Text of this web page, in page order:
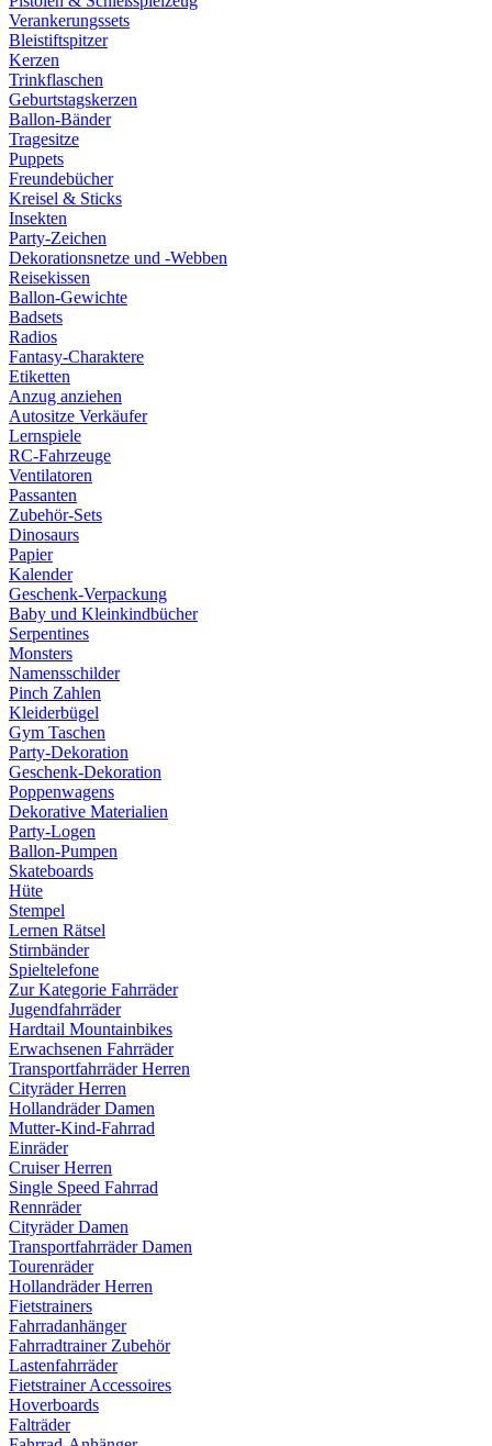
Verankerungssets
Bleistiftspitzer
Kerzen
Trinkflaschen
Geburtstagskerzen
Ballon-Bänder
Tragesitze
Puppets
Freundebücher
Kreisel & Sticks
Insekten
Party-Zeichen
Dekorationsnetze und -Webben
Reisekissen
Ballon-Gewichte
Badsets
Radios
Fantasy-Charaktere
Etiketten
Anzug anziehen
Autositze Verkäufer
Lernspiele
RC-Fahrzeuge
Ventilatoren
Passanten
Zubehör-Sets
Dinosaurs
Papier
Kalender
Geschenk-Verpackung
Baby und Kleinkindbücher
Serpentines
Monsters
Namensschilder
Pinch Zahlen
Kleiderbügel
Gym Taschen
Party-Dekoration
Geschenk-Dekoration
Poppenwagens
Dekorative Materialien
Party-Logen
Ballon-Pumpen
Skateboards
Hüte
Stempel
Lernen Rätsel
Stirnbänder
Spieltelefone
Zur Kategorie Fahrräder
Jugendfahrräder
Hardtail Mountainbikes
Erwachsenen Fahrräder
Transportfahrräder Herren
Cityräder Herren
Hollandräder Damen
Mutter-Kind-Fahrrad
Einräder
Cruiser Herren
Single Speed Fahrrad
Rennräder
Cityräder Damen
Transportfahrräder Damen
Tourenräder
Hollandräder Herren
Fietstrainers
Fahrradanhänger
Fahrradtrainer Zubehör
Lastenfahrräder
Fietstrainer Accessoires
Hoverboards
Falträder